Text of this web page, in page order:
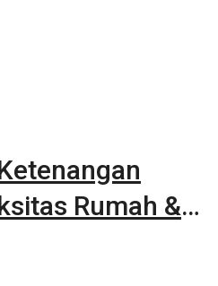
Rumah &